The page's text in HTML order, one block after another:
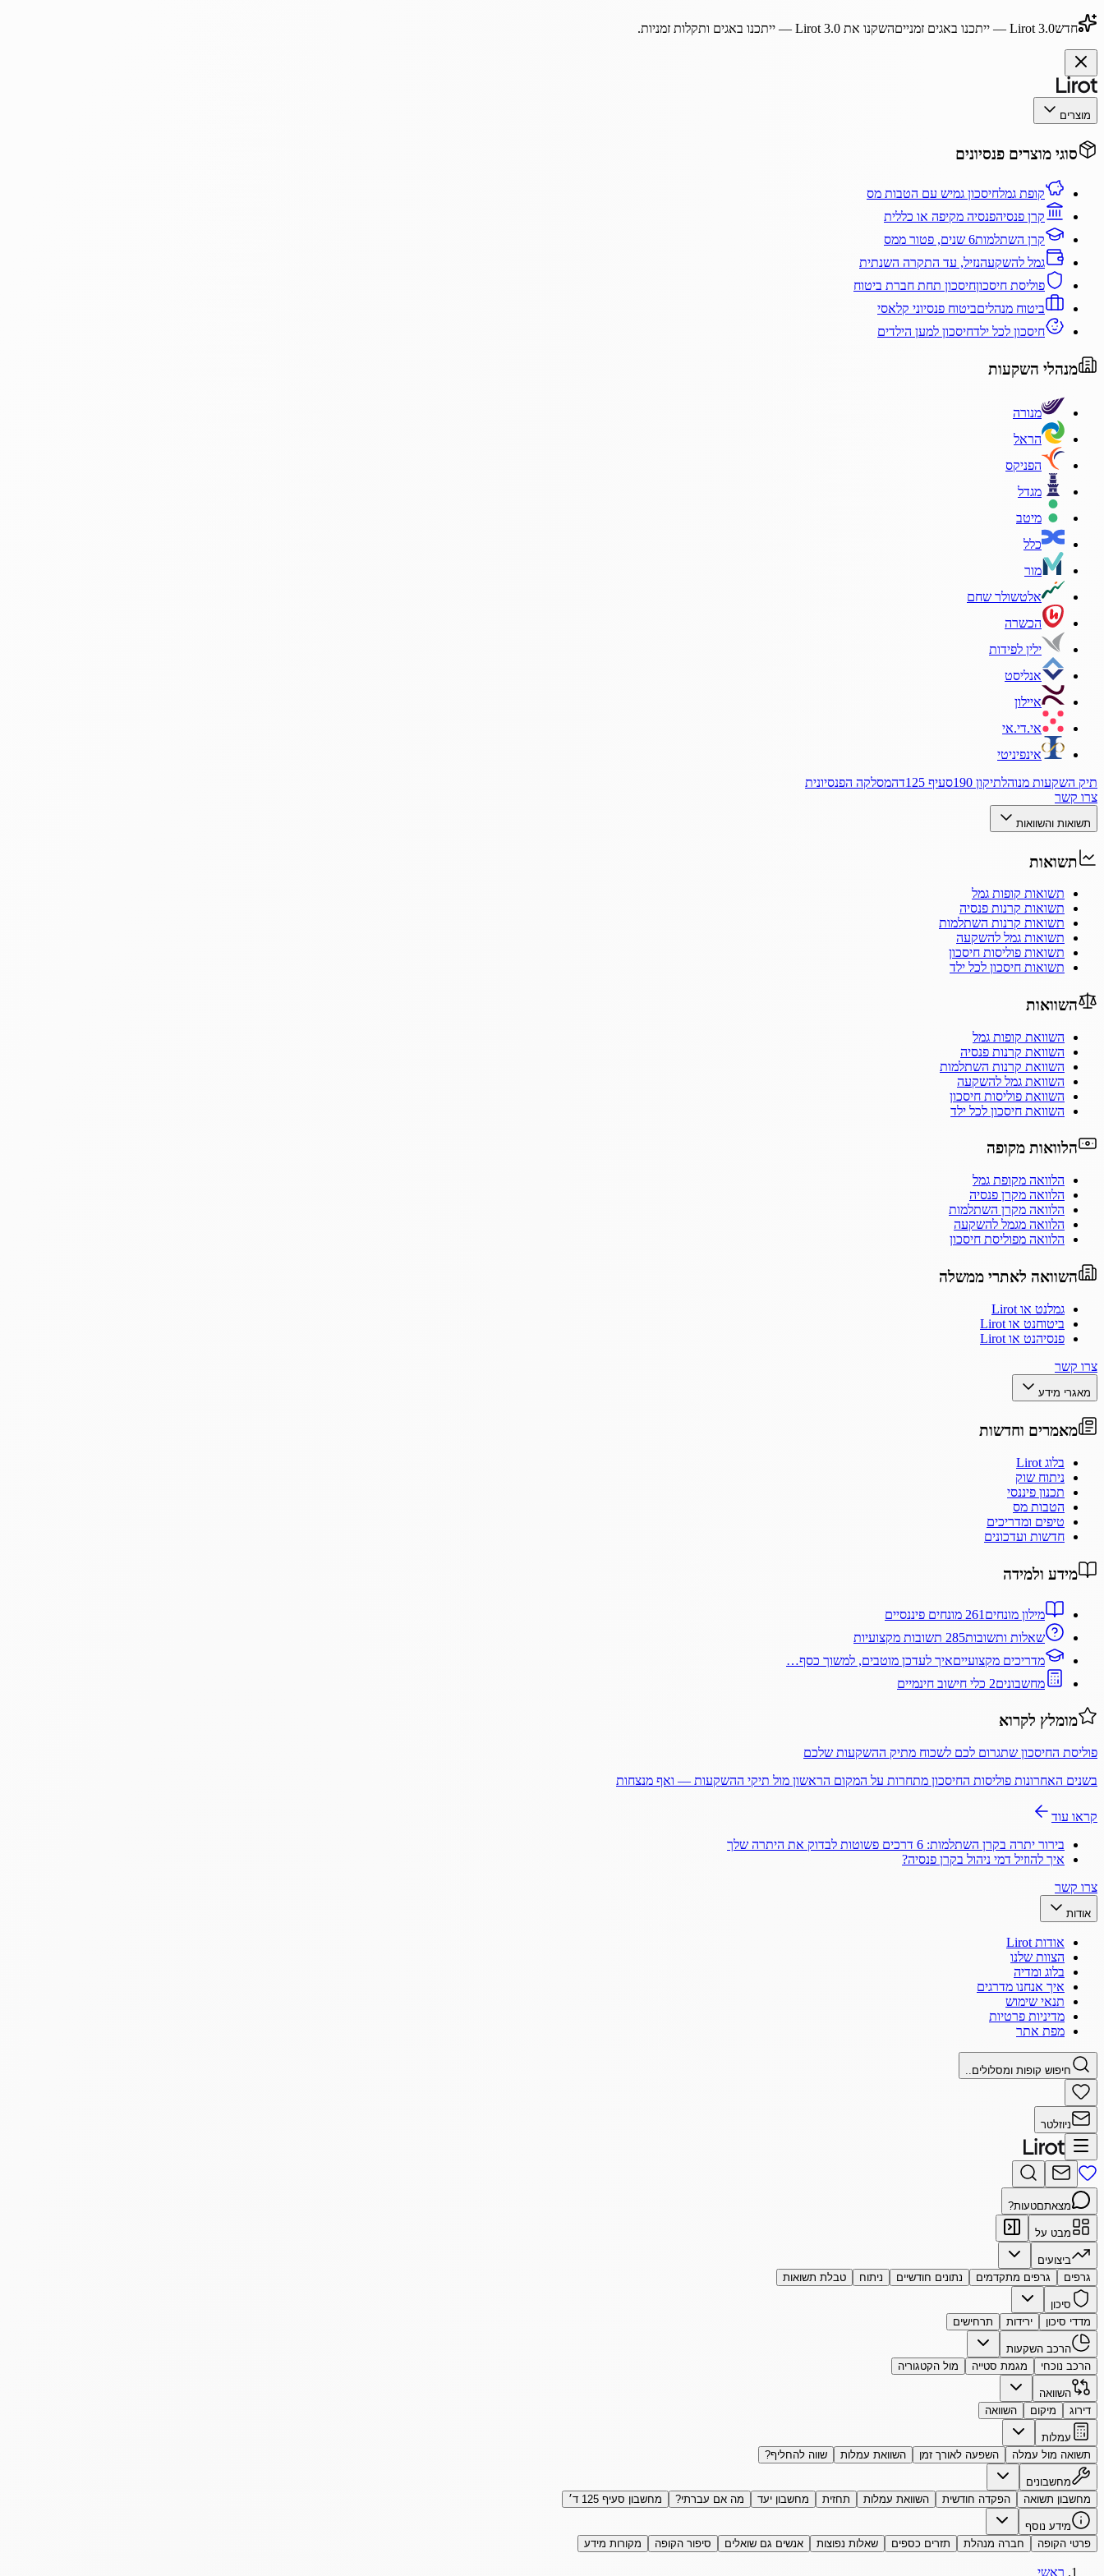
חדשLirot 3.0 — ייתכנו באגים זמנייםהשקנו את Lirot 3.0 — ייתכנו באגים ותקלות זמניות.
מוצרים
סוגי מוצרים פנסיונים
קופת גמלחיסכון גמיש עם הטבות מס
קרן פנסיהפנסיה מקיפה או כללית
קרן השתלמות6 שנים, פטור ממס
גמל להשקעהנזיל, עד התקרה השנתית
פוליסת חיסכוןחיסכון תחת חברת ביטוח
ביטוח מנהליםביטוח פנסיוני קלאסי
חיסכון לכל ילדחיסכון למען הילדים
מנהלי השקעות
מנורה
הראל
הפניקס
מגדל
מיטב
כלל
מור
אלטשולר שחם
הכשרה
ילין לפידות
אנליסט
איילון
אי.די.אי
אינפיניטי
תיק השקעות מנוהלתיקון 190 סעיף 125ד
המסלקה הפנסיונית
צרו קשר
תשואות והשוואות
תשואות
תשואות קופות גמל
תשואות קרנות פנסיה
תשואות קרנות השתלמות
תשואות גמל להשקעה
תשואות פוליסות חיסכון
תשואות חיסכון לכל ילד
השוואות
השוואת קופות גמל
השוואת קרנות פנסיה
השוואת קרנות השתלמות
השוואת גמל להשקעה
השוואת פוליסות חיסכון
השוואת חיסכון לכל ילד
הלוואות מקופה
הלוואה מקופת גמל
הלוואה מקרן פנסיה
הלוואה מקרן השתלמות
הלוואה מגמל להשקעה
הלוואה מפוליסת חיסכון
השוואה לאתרי ממשלה
גמלנט או Lirot
ביטוחנט או Lirot
פנסיהנט או Lirot
צרו קשר
מאגרי מידע
מאמרים וחדשות
בלוג Lirot
ניתוח שוק
תכנון פיננסי
הטבות מס
טיפים ומדריכים
חדשות ועדכונים
מידע ולמידה
מילון מונחים 261 מונחים פיננסיים
שאלות ותשובות285 תשובות מקצועיות
מדריכים מקצועייםאיך לעדכן מוטבים, למשוך כסף…
מחשבונים2 כלי חישוב חינמיים
מומלץ לקרוא
פוליסת החיסכון שתגרום לכם לשכוח מתיק ההשקעות שלכם
בשנים האחרונות פוליסות החיסכון מתחרות על המקום הראשון מול תיקי ההשקעות — ואף מנצחות
קראו עוד
בירור יתרה בקרן השתלמות: 6 דרכים פשוטות לבדוק את היתרה שלך
איך להוזיל דמי ניהול בקרן פנסיה?
צרו קשר
אודות
אודות Lirot
הצוות שלנו
בלוג ומדיה
איך אנחנו מדרגים
תנאי שימוש
מדיניות פרטיות
מפת אתר
חיפוש קופות ומסלולים..
ניוזלטר
מצאתםטעות?
מבט על
ביצועים
גרפים
גרפים מתקדמים נתונים חודשיים ניתוח טבלת תשואות
סיכון
מדדי סיכון
ירידות תרחישים
הרכב השקעות
הרכב נוכחי
מגמת סטייה מול הקטגוריה
השוואה
דירוג
מיקום השוואה
עמלות
תשואה מול עמלה
השפעה לאורך זמן השוואת עמלות שווה להחליף?
מחשבונים
מחשבון תשואה
הפקדה חודשית השוואת עמלות תחזית מחשבון יעד מה אם עברתי? מחשבון סעיף 125 ד׳
מידע נוסף
פרטי הקופה
חברה מנהלת תזרים כספים שאלות נפוצות אנשים גם שואלים סיפור הקופה מקורות מידע
ראשי